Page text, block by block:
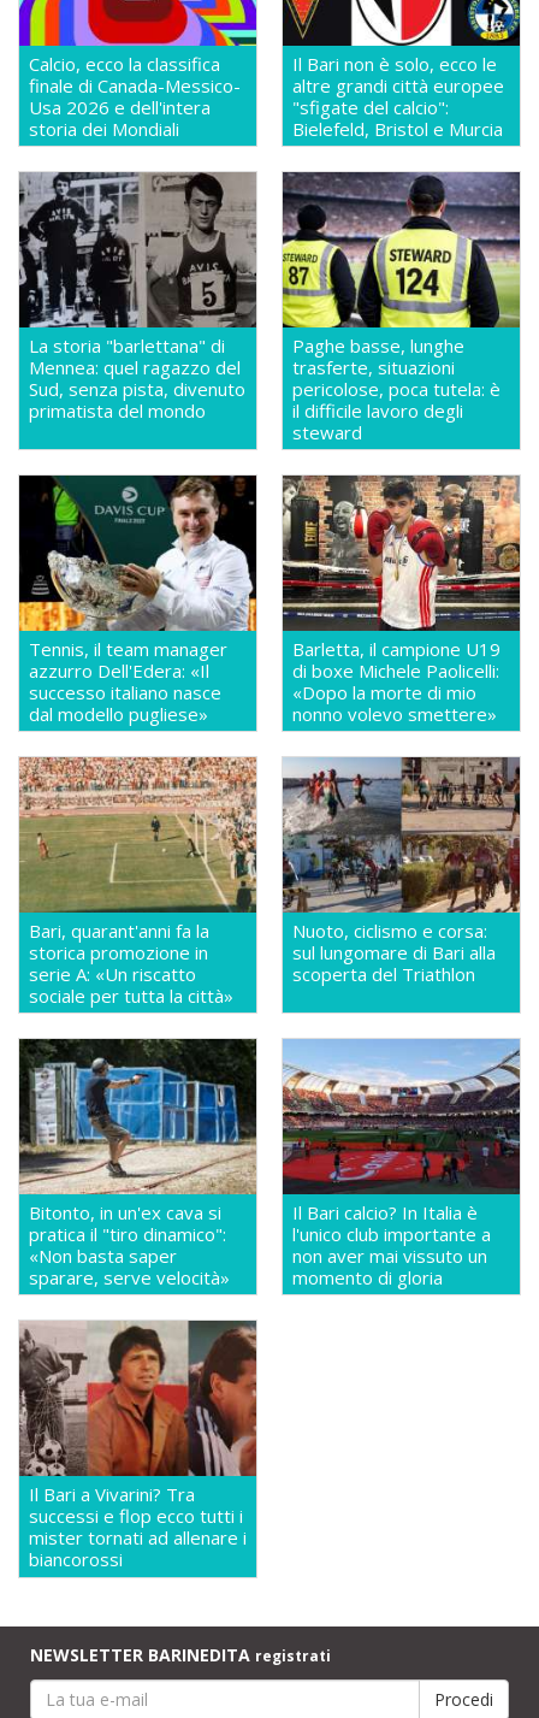
Calcio, ecco la classifica
finale di Canada-Messico-
Usa 2026 e dell'intera
storia dei Mondiali
Il Bari non è solo, ecco le
altre grandi città europee
"sfigate del calcio":
Bielefeld, Bristol e Murcia
La storia "barlettana" di
Mennea: quel ragazzo del
Sud, senza pista, divenuto
primatista del mondo
Paghe basse, lunghe
trasferte, situazioni
pericolose, poca tutela: è
il difficile lavoro degli
steward
Tennis, il team manager
azzurro Dell'Edera: «Il
successo italiano nasce
dal modello pugliese»
Barletta, il campione U19
di boxe Michele Paolicelli:
«Dopo la morte di mio
nonno volevo smettere»
Bari, quarant'anni fa la
storica promozione in
serie A: «Un riscatto
sociale per tutta la città»
Nuoto, ciclismo e corsa:
sul lungomare di Bari alla
scoperta del Triathlon
Bitonto, in un'ex cava si
pratica il "tiro dinamico":
«Non basta saper
sparare, serve velocità»
Il Bari calcio? In Italia è
l'unico club importante a
non aver mai vissuto un
momento di gloria
Il Bari a Vivarini? Tra
successi e flop ecco tutti i
mister tornati ad allenare i
biancorossi
NEWSLETTER BARINEDITA registrati